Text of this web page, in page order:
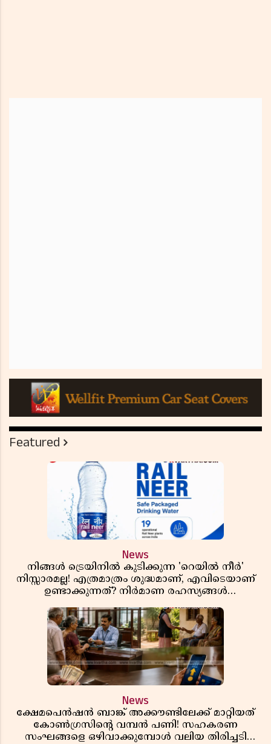
Featured
News
നിങ്ങൾ ട്രെയിനിൽ കുടിക്കുന്ന 'റെയിൽ നീർ'
നിസ്സാരമല്ല! എത്രമാത്രം ശുദ്ധമാണ്, എവിടെയാണ്
ഉണ്ടാക്കുന്നത്? നിർമാണ രഹസ്യങ്ങൾ
News
ക്ഷേമപെൻഷൻ ബാങ്ക് അക്കൗണ്ടിലേക്ക് മാറ്റിയത്
കോൺഗ്രസിന്റെ വമ്പൻ പണി! സഹകരണ
സംഘങ്ങളെ ഒഴിവാക്കുമ്പോൾ വലിയ തിരിച്ചടി